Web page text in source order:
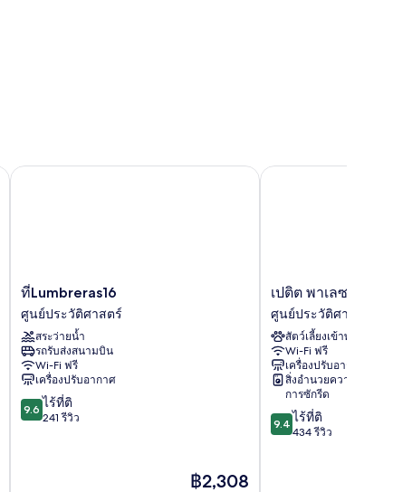
ที่Lumbreras16
ศูนย์
ประวัติศาสตร์
ที่Lumbreras16
ศูนย์ประวัติศาสตร์
สระว่ายน้ำ
รถรับส่งสนามบิน
Wi-Fi ฟรี
เครื่องปรับอากาศ
9.6
จาก
9.6 ไร้ที่ติ
241 รีวิว
ราคา
฿2,308
ที่Lumbreras16
เปติ
ต
พา
เลซ
วาร์
กัส
ศูนย์
เปติต พาเลซ วาร์กัส
ศูนย์ประวัติศาสตร์
สัตว์เลี้ยงเข้าพักได้
Wi-Fi ฟรี
เครื่องปรับอากาศ
สิ่งอำนวยความสะดวกใน
การซักรีด
9.4
จาก
9.4 ไร้ที่ติ
434 รีวิว
เปติต พาเลซ วาร์กัส